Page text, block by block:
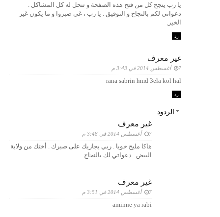
يا رب ينجح كل من فتح هذه الصفحة و تنحل له كل المشاكل .
دعواتي لكم بالنجاح و التوفيق . يا رب ، غي صبروا و ما يكون غير
الخير.
رد
غير معرف
7 أغسطس 2014 في 3:43 م
rana sabrin hmd 3ela kol hal
رد
الردود
غير معرف
7 أغسطس 2014 في 3:48 م
هاكا مليح خويا . ربي يجازيك على صبرك . أختك من ولاية
البيض . دعواتي لك بالنجاح .
غير معرف
7 أغسطس 2014 في 3:51 م
aminne ya rabi